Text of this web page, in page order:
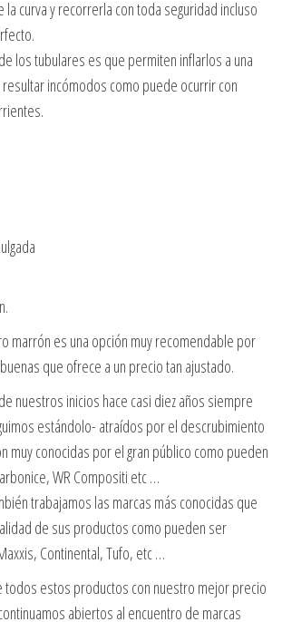
la curva y recorrerla con toda seguridad incluso
los tubulares es que permiten inflarlos a una
incómodos como puede ocurrir con
marrón es una opción muy recomendable por
que ofrece a un precio tan ajustado.
nuestros inicios hace casi diez años siempre
estándolo- atraídos por el descrubimiento
muy conocidas por el gran público como pueden
WR Compositi etc …
trabajamos las marcas más conocidas que
de sus productos como pueden ser
Continental, Tufo, etc …
todos estos productos con nuestro mejor precio
abiertos al encuentro de marcas